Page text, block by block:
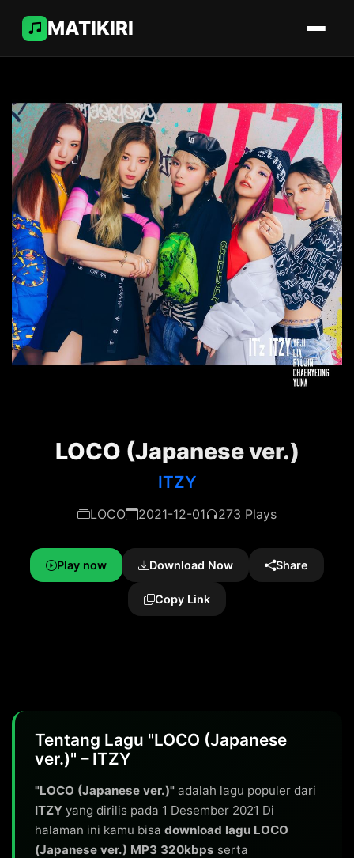
MATIKIRI
LOCO (Japanese ver.)
ITZY
LOCO 2021-12-01 273 Plays
Play now Download Now Share
Copy Link
Tentang Lagu "LOCO (Japanese
ver.)" – ITZY
"LOCO (Japanese ver.)" adalah lagu populer dari
ITZY yang dirilis pada 1 Desember 2021 Di
halaman ini kamu bisa download lagu LOCO
(Japanese ver.) MP3 320kbps serta